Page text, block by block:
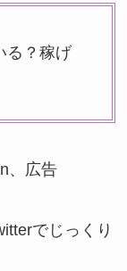
る？稼げ
、広告
でじっくり